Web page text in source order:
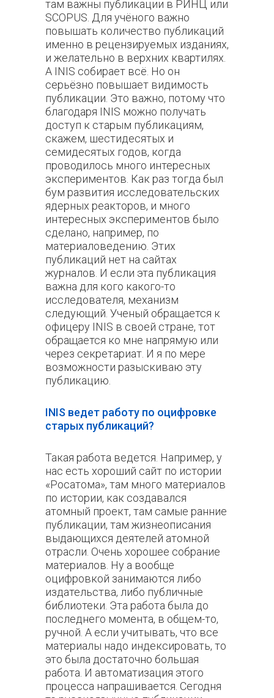
там важны публикации в РИНЦ или
SCOPUS. Для учёного важно
повышать количество публикаций
именно в рецензируемых изданиях,
и желательно в верхних квартилях.
А INIS собирает всё. Но он
серьёзно повышает видимость
публикации. Это важно, потому что
благодаря INIS можно получать
доступ к старым публикациям,
скажем, шестидесятых и
семидесятых годов, когда
проводилось много интересных
экспериментов. Как раз тогда был
бум развития исследовательских
ядерных реакторов, и много
интересных экспериментов было
сделано, например, по
материаловедению. Этих
публикаций нет на сайтах
журналов. И если эта публикация
важна для кого какого-то
исследователя, механизм
следующий. Ученый обращается к
офицеру INIS в своей стране, тот
обращается ко мне напрямую или
через секретариат. И я по мере
возможности разыскиваю эту
публикацию.
INIS ведет работу по оцифровке
старых публикаций?
Такая работа ведется. Например, у
нас есть хороший сайт по истории
«Росатома», там много материалов
по истории, как создавался
атомный проект, там самые ранние
публикации, там жизнеописания
выдающихся деятелей атомной
отрасли. Очень хорошее собрание
материалов. Ну а вообще
оцифровкой занимаются либо
издательства, либо публичные
библиотеки. Эта работа была до
последнего момента, в общем-то,
ручной. А если учитывать, что все
материалы надо индексировать, то
это была достаточно большая
работа. И автоматизация этого
процесса напрашивается. Сегодня